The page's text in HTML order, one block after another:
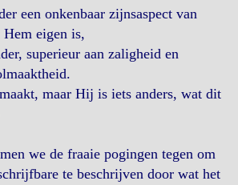
een onkenbaar zijnsaspect van
eigen is,
superieur aan zaligheid en
maar Hij is iets anders, wat dit
we de fraaie pogingen tegen om
te beschrijven door wat het